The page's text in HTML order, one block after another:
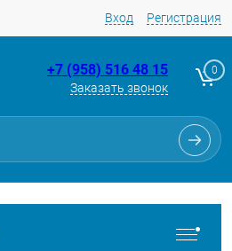
Вход Регистрация
+7 (958) 516 48 15
Заказать звонок
0